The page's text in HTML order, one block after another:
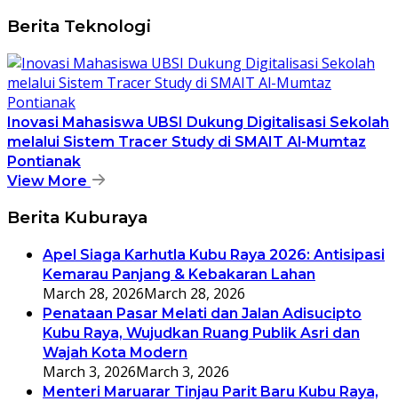
Berita Teknologi
Inovasi Mahasiswa UBSI Dukung Digitalisasi Sekolah
melalui Sistem Tracer Study di SMAIT Al-Mumtaz
Pontianak
View More
Berita Kuburaya
Apel Siaga Karhutla Kubu Raya 2026: Antisipasi
Kemarau Panjang & Kebakaran Lahan
March 28, 2026March 28, 2026
Penataan Pasar Melati dan Jalan Adisucipto
Kubu Raya, Wujudkan Ruang Publik Asri dan
Wajah Kota Modern
March 3, 2026March 3, 2026
Menteri Maruarar Tinjau Parit Baru Kubu Raya,